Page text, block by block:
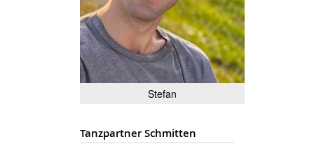
Stefan
Tanzpartner Schmitten